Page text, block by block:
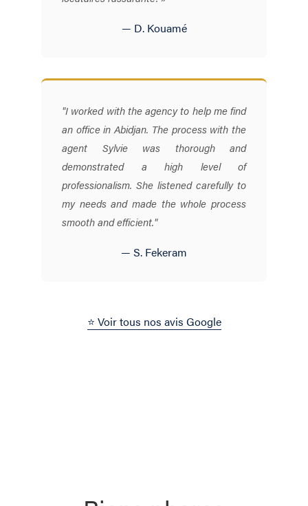
— D. Kouamé
"I worked with the agency to help me find
an office in Abidjan. The process with the
agent Sylvie was thorough and
demonstrated a high level of
professionalism. She listened carefully to
my needs and made the whole process
smooth and efficient."
— S. Fekeram
⭐ Voir tous nos avis Google